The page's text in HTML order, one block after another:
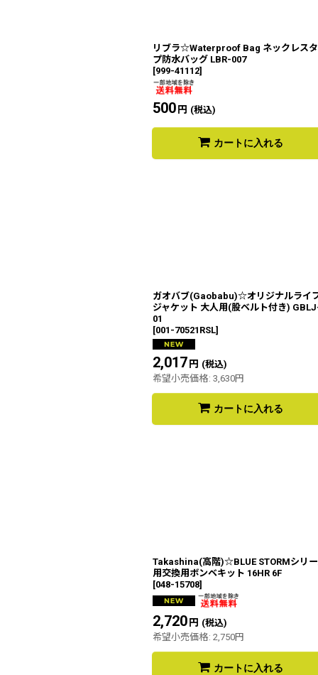
リブラ☆Waterproof Bag ネックレス
プ防水バッグ LBR-007
[999-41112]
500円 (税込)
カートに入れる
ガオバブ(Gaobabu)☆オリジナルライ
ジャケット 大人用(股ベルト付き)
01
[001-70521RSL]
2,017円 (税込)
希望小売価格: 3,630円
カートに入れる
Takashina(高階)☆BLUE STORMシリ
用交換用ボンベキット 16HR 6F
[048-15708]
2,720円 (税込)
希望小売価格: 2,750円
カートに入れる